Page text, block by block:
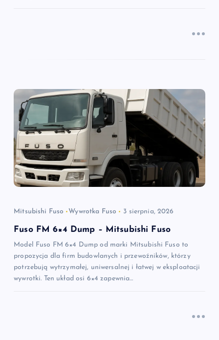
Mitsubishi Fuso Wywrotka Fuso 3 sierpnia, 2026
Fuso FM 6×4 Dump – Mitsubishi Fuso
Model Fuso FM 6×4 Dump od marki Mitsubishi Fuso to
propozycja dla firm budowlanych i przewoźników, którzy
potrzebują wytrzymałej, uniwersalnej i łatwej w eksploatacji
wywrotki. Ten układ osi 6×4 zapewnia…